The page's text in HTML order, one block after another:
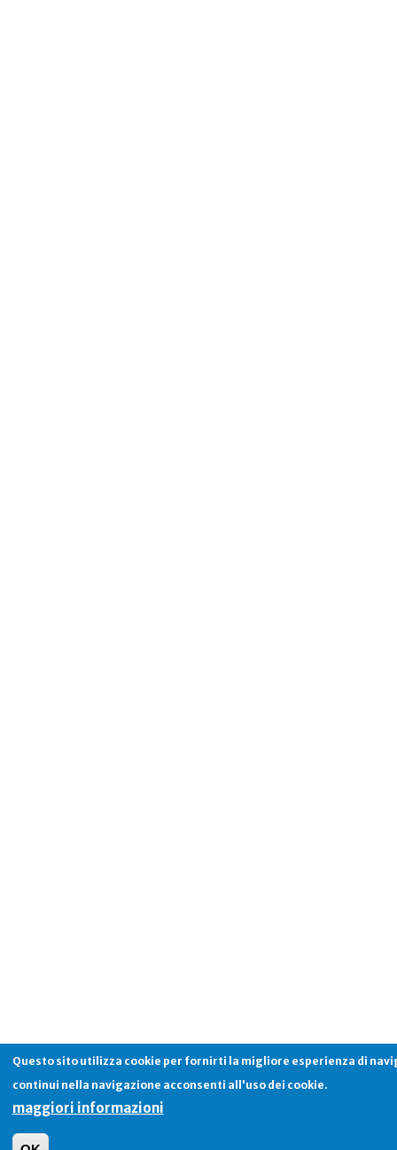
Questo sito utilizza cookie per fornirti la migliore esperienza di
continui nella navigazione acconsenti all'uso dei cookie.
maggiori informazioni